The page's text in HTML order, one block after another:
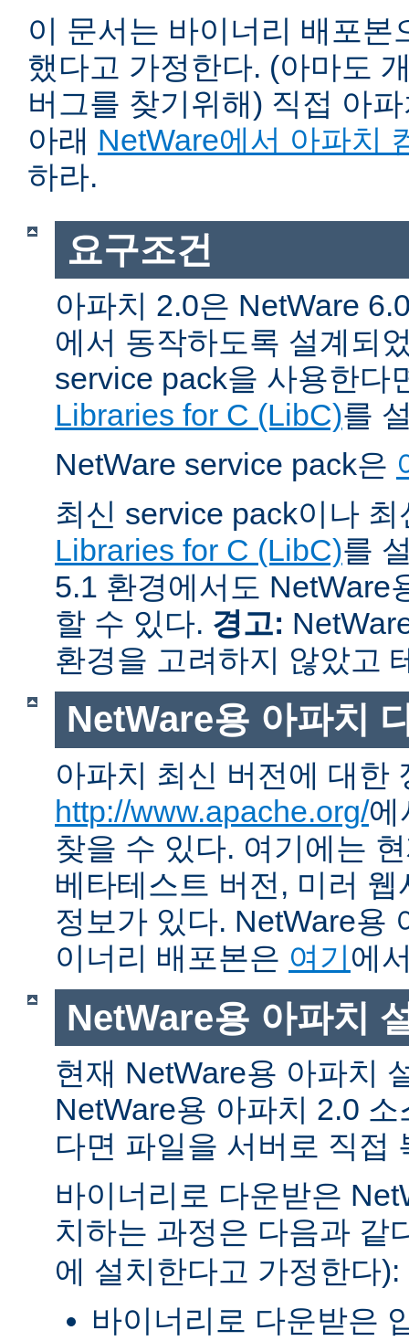
이 문서는 바이너리 배포본
했다고 가정한다. (아마도
버그를 찾기위해) 직접 아
아래 NetWare에서 아파치
하라.
요구조건
아파치 2.0은 NetWare
에서 동작하도록 설계되
service pack을 사용한다
Libraries for C (LibC)를
NetWare service pack은
최신 service pack이나
Libraries for C (LibC)를
5.1 환경에서도 NetWare
할 수 있다. 경고:
환경을 고려하지 않았고
NetWare용 아파치
아파치 최신 버전에 대한
http://www.apache.org/에
찾을 수 있다. 여기에는
베타테스트 버전, 미러
정보가 있다. NetWare용
이너리 배포본은 여기에
NetWare용 아파치
현재 NetWare용 아파치
NetWare용 아파치 2.0
다면 파일을 서버로 직접
바이너리로 다운받은
치하는 과정은 다음과 같
에 설치한다고 가정한다):
바이너리로 다운받은